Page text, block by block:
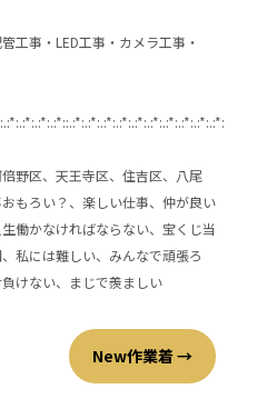
工事・LED工事・カメラ工事・
野区、天王寺区、住吉区、八尾
もろい？、楽しい仕事、仲が良い
働かなければならない、宝くじ当
私には難しい、みんなで頑張ろ
けない、まじで羨ましい
New作業着→